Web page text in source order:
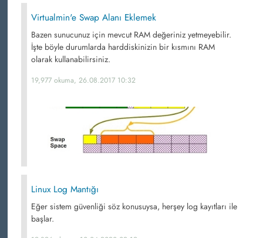
Virtualmin'e Swap Alanı Eklemek
Bazen sunucunuz için mevcut RAM değeriniz yetmeyebilir.
İşte böyle durumlarda harddiskinizin bir kısmını RAM
olarak kullanabilirsiniz.
19,977 okuma, 26.08.2017 10:32
Linux Log Mantığı
Eğer sistem güvenliği söz konusuysa, herşey log kayıtları ile
başlar.